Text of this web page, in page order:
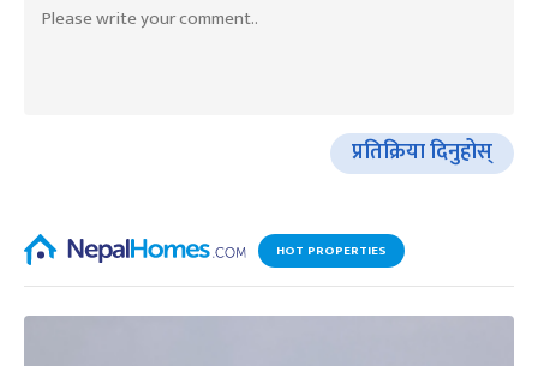
प्रतिक्रिया दिनुहोस्
HOT PROPERTIES